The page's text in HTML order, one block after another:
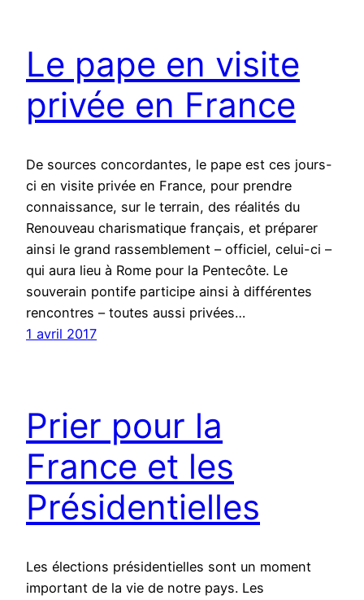
Le pape en visite
privée en France
De sources concordantes, le pape est ces jours-
ci en visite privée en France, pour prendre
connaissance, sur le terrain, des réalités du
Renouveau charismatique français, et préparer
ainsi le grand rassemblement – officiel, celui-ci –
qui aura lieu à Rome pour la Pentecôte. Le
souverain pontife participe ainsi à différentes
rencontres – toutes aussi privées…
1 avril 2017
Prier pour la
France et les
Présidentielles
Les élections présidentielles sont un moment
important de la vie de notre pays. Les